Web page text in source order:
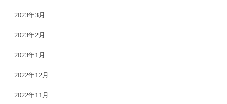
2023年3月
2023年2月
2023年1月
2022年12月
2022年11月